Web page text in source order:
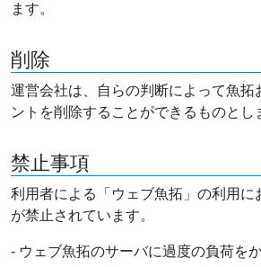
ます。
削除
運営会社は、自らの判断によって魚拓
ントを削除することができるものとし
禁止事項
利用者による「ウェブ魚拓」の利用に
が禁止されています。
- ウェブ魚拓のサーバに過度の負荷を